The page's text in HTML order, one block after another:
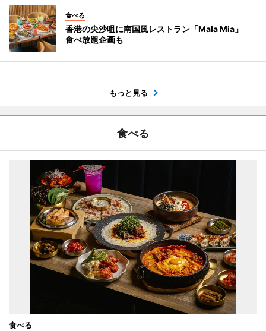
食べる
香港の尖沙咀に南国風レストラン「Mala Mia」
食べ放題企画も
もっと見る
食べる
食べる